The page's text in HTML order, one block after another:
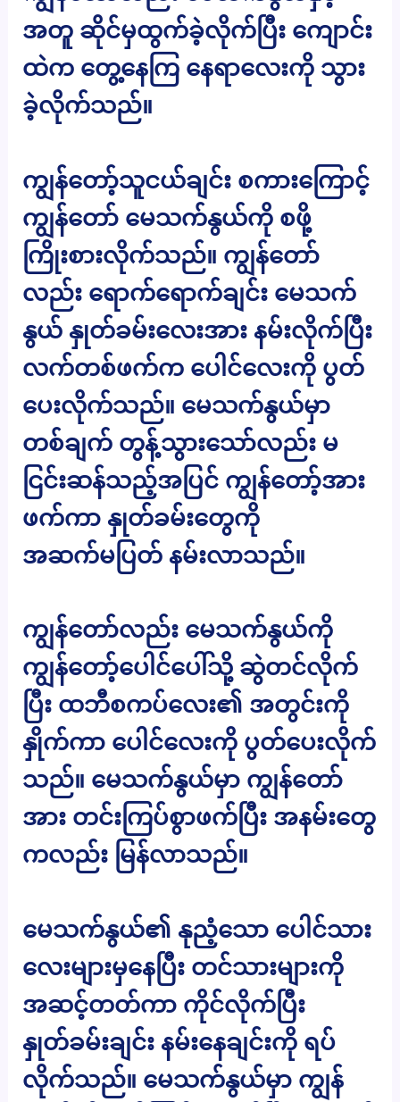
အတူ ဆိုင်မှထွက်ခဲ့လိုက်ပြီး ကျောင်း
ထဲက တွေ့နေကြ နေရာလေးကို သွား
ခဲ့လိုက်သည်။
ကျွန်တော့်သူငယ်ချင်း စကားကြောင့်
ကျွန်တော် မေသက်နွယ်ကို စဖို့
ကြိုးစားလိုက်သည်။ ကျွန်တော်
လည်း ရောက်ရောက်ချင်း မေသက်
နွယ် နှုတ်ခမ်းလေးအား နမ်းလိုက်ပြီး
လက်တစ်ဖက်က ပေါင်လေးကို ပွတ်
ပေးလိုက်သည်။ မေသက်နွယ်မှာ
တစ်ချက် တွန့်သွားသော်လည်း မ
ငြင်းဆန်သည့်အပြင် ကျွန်တော့်အား
ဖက်ကာ နှုတ်ခမ်းတွေကို
အဆက်မပြတ် နမ်းလာသည်။
ကျွန်တော်လည်း မေသက်နွယ်ကို
ကျွန်တော့်ပေါင်ပေါ်သို့ ဆွဲတင်လိုက်
ပြီး ထဘီစကပ်လေး၏ အတွင်းကို
နှိုက်ကာ ပေါင်လေးကို ပွတ်ပေးလိုက်
သည်။ မေသက်နွယ်မှာ ကျွန်တော်
အား တင်းကြပ်စွာဖက်ပြီး အနမ်းတွေ
ကလည်း မြန်လာသည်။
မေသက်နွယ်၏ နုညံ့သော ပေါင်သား
လေးများမှနေပြီး တင်သားများကို
အဆင့်တတ်ကာ ကိုင်လိုက်ပြီး
နှုတ်ခမ်းချင်း နမ်းနေချင်းကို ရပ်
လိုက်သည်။ မေသက်နွယ်မှာ ကျွန်